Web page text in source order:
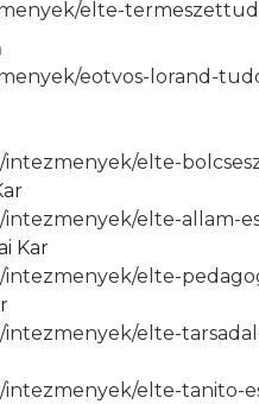
elte-
eotvos-lorand-
intezmenyek/elte-
intezmenyek/elte-allam-
Kar
elte-
intezmenyek/elte-
intezmenyek/elte-tanito-